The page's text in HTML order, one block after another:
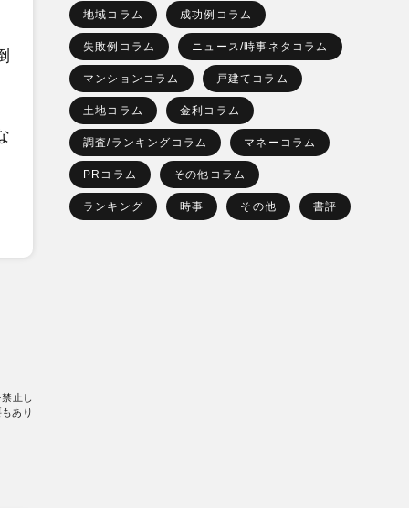
止し
あり
地域コラム 成功例コラム
失敗例コラム ニュース/時事ネタコラム
マンションコラム 戸建てコラム
土地コラム 金利コラム
調査/ランキングコラム マネーコラム
PRコラム その他コラム
ランキング 時事 その他 書評